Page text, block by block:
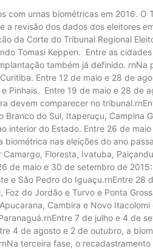
com urnas biométricas em 2016. O
a revisão dos dados dos eleitores
da Corte do Tribunal Regional
Tomasi Keppen. Entre as
também já definido.
Entre 12 de maio e 28 de
Pinhais. Entre 19 de maio e 28 de
devem comparecer no
Branco do Sul, Itaperuçu, Campina
interior do Estado. Entre 26 de
biométrica nas eleições do ano
Camargo, Floresta, Ivatuba,
de maio e 30 de setembro de
e São Pedro do Iguaçu.rnEntre
Foz do Jordão e Turvo e Ponta
Cambira e Novo
7 de julho e 4 de
4 de agosto e 2 de outubro, a
terceira fase, o